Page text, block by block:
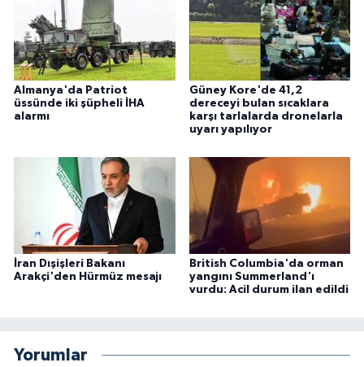
Almanya'da Patriot
üssünde iki şüpheli İHA
alarmı
Güney Kore'de 41,2
dereceyi bulan sıcaklara
karşı tarlalarda dronelarla
uyarı yapılıyor
İran Dışişleri Bakanı
Arakçi'den Hürmüz mesajı
British Columbia'da orman
yangını Summerland'ı
vurdu: Acil durum ilan edildi
Yorumlar